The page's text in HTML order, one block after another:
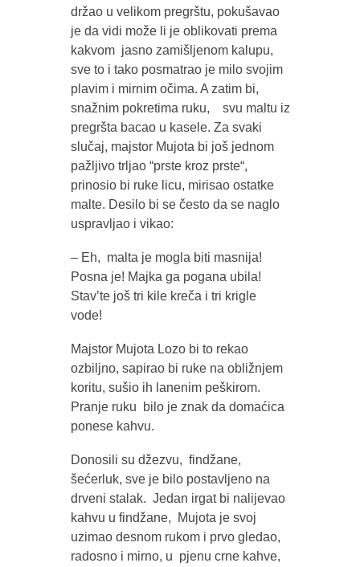
držao u velikom pregrštu, pokušavao
je da vidi može li je oblikovati prema
kakvom jasno zamišljenom kalupu,
sve to i tako posmatrao je milo svojim
plavim i mirnim očima. A zatim bi,
snažnim pokretima ruku, svu maltu iz
pregršta bacao u kasele. Za svaki
slučaj, majstor Mujota bi još jednom
pažljivo trljao “prste kroz prste“,
prinosio bi ruke licu, mirisao ostatke
malte. Desilo bi se često da se naglo
uspravljao i vikao:
– Eh, malta je mogla biti masnija!
Posna je! Majka ga pogana ubila!
Stavʼte još tri kile kreča i tri krigle
vode!
Majstor Mujota Lozo bi to rekao
ozbiljno, sapirao bi ruke na obližnjem
koritu, sušio ih lanenim peškirom.
Pranje ruku bilo je znak da domaćica
ponese kahvu.
Donosili su džezvu, findžane,
šećerluk, sve je bilo postavljeno na
drveni stalak. Jedan irgat bi nalijevao
kahvu u findžane, Mujota je svoj
uzimao desnom rukom i prvo gledao,
radosno i mirno, u pjenu crne kahve,